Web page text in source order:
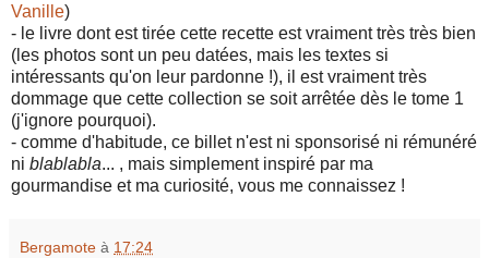
Vanille)
- le livre dont est tirée cette recette est vraiment très très bien
(les photos sont un peu datées, mais les textes si
intéressants qu'on leur pardonne !), il est vraiment très
dommage que cette collection se soit arrêtée dès le tome 1
(j'ignore pourquoi).
- comme d'habitude, ce billet n'est ni sponsorisé ni rémunéré
ni blablabla... , mais simplement inspiré par ma
gourmandise et ma curiosité, vous me connaissez !
Bergamote à 17:24